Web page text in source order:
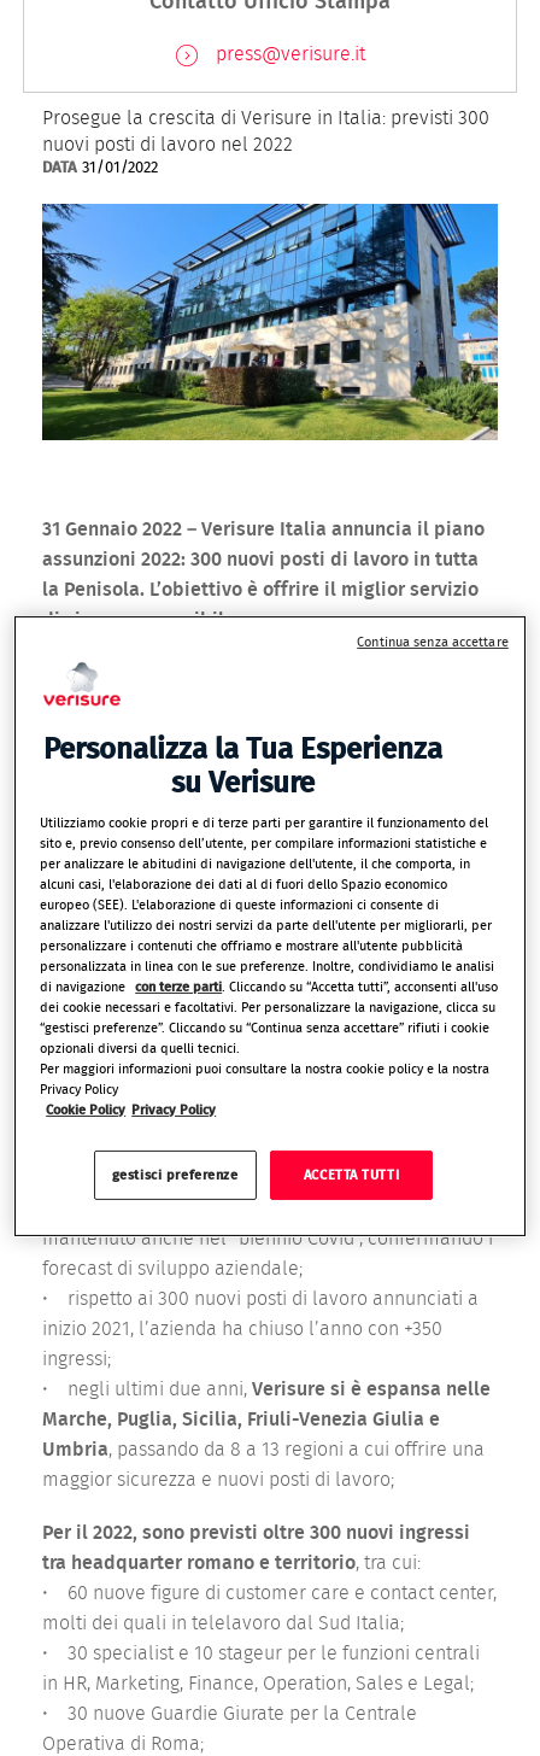
press@verisure.it
Prosegue la crescita di Verisure in Italia: previsti 300
nuovi posti di lavoro nel 2022
DATA 31/01/2022
31 Gennaio 2022 – Verisure Italia annuncia il piano
assunzioni 2022: 300 nuovi posti di lavoro in tutta
la Penisola. L’obiettivo è offrire il miglior servizio
di sicurezza possibile a un numero sempre
Con 4 milioni di clienti e oltre 20.000 dipendenti in 16
Nazioni, Verisure - multinazionale leader in Europa e
Italia nel settore degli allarmi monitorati per case e
negozi - sta investendo da 8 anni nel nostro Paese e
nei cittadini per portare il proprio servizio di Alta
Sicurezza a famiglie e attività commerciali.
In Italia dal 2013, Verisure ha creato circa 2.000
posti di lavoro in 13 regioni, aprendo uffici in 55
province.
Mentre la pandemia sta purtroppo continuando a
colpire l’economia italiana e i posti di lavoro con
una scesa annuale del tasso di occupazione del -2%
e un delta 2021/2020 del -4,1% di lavoratori (dati Istat
2021), Verisure prosegue invece il proprio trend
positivo:
il ritmo di crescita medio di 350 nuovi ingressi
mantenuto anche nel “biennio Covid”, confermando i
forecast di sviluppo aziendale;
• rispetto ai 300 nuovi posti di lavoro annunciati a
inizio 2021, l’azienda ha chiuso l’anno con +350
ingressi;
• negli ultimi due anni, Verisure si è espansa nelle
Marche, Puglia, Sicilia, Friuli-Venezia Giulia e
Umbria, passando da 8 a 13 regioni a cui offrire una
maggior sicurezza e nuovi posti di lavoro;
Per il 2022, sono previsti oltre 300 nuovi ingressi
tra headquarter romano e territorio, tra cui:
• 60 nuove figure di customer care e contact center,
molti dei quali in telelavoro dal Sud Italia;
• 30 specialist e 10 stageur per le funzioni centrali
in HR, Marketing, Finance, Operation, Sales e Legal;
• 30 nuove Guardie Giurate per la Centrale
Operativa di Roma;
Personalizza la Tua Esperienza
su Verisure
Utilizziamo cookie propri e di terze parti per garantire il funzionamento del
sito e, previo consenso dell’utente, per compilare informazioni statistiche e
per analizzare le abitudini di navigazione dell'utente, il che comporta, in
alcuni casi, l'elaborazione dei dati al di fuori dello Spazio economico
europeo (SEE). L'elaborazione di queste informazioni ci consente di
analizzare l'utilizzo dei nostri servizi da parte dell'utente per migliorarli, per
personalizzare i contenuti che offriamo e mostrare all'utente pubblicità
personalizzata in linea con le sue preferenze. Inoltre, condividiamo le analisi
di navigazione
con terze parti . Cliccando su “Accetta tutti”, acconsenti all'uso
dei cookie necessari e facoltativi. Per personalizzare la navigazione, clicca su
“gestisci preferenze”. Cliccando su “Continua senza accettare” rifiuti i cookie
opzionali diversi da quelli tecnici.
Per maggiori informazioni puoi consultare la nostra cookie policy e la nostra
Privacy Policy
Cookie Policy
Privacy Policy
gestisci preferenze ACCETTA TUTTI
Continua senza accettare